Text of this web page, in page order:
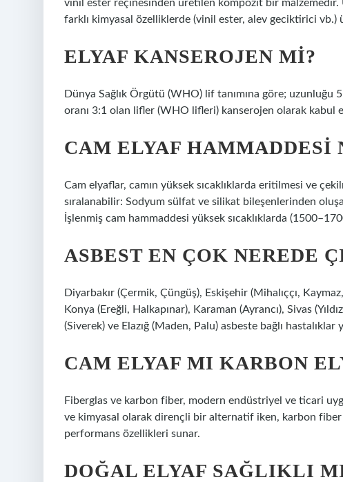
vinil ester reçinesinden üretilen kompozit bir malzemedir.
farklı kimyasal özelliklerde (vinil ester, alev geciktirici vb.)
ELYAF KANSEROJEN MI?
Dünya Sağlık Örgütü (WHO) lif tanımına göre; uzunluğu
oranı 3:1 olan lifler (WHO lifleri) kanserojen olarak kabul
CAM ELYAF HAMMADDESI
Cam elyaflar, camın yüksek sıcaklıklarda eritilmesi ve
sıralanabilir: Sodyum sülfat ve silikat bileşenlerinden
İşlenmiş cam hammaddesi yüksek sıcaklıklarda
ASBEST EN ÇOK NEREDE
Diyarbakır (Çermik, Çüngüş), Eskişehir (Mihalıççı,
Konya (Ereğli, Halkapınar), Karaman (Ayrancı), Sivas
(Siverek) ve Elazığ (Maden, Palu) asbeste bağlı hastalıklar
CAM ELYAF MI KARBON
Fiberglas ve karbon fiber, modern endüstriyel ve ticari
ve kimyasal olarak dirençli bir alternatif iken, karbon fiber
performans özellikleri sunar.
DOĞAL ELYAF SAĞLIKLI